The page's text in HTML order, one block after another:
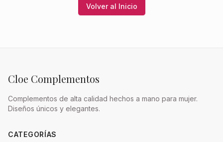
Volver al Inicio
Cloe Complementos
Complementos de alta calidad hechos a mano para mujer.
Diseños únicos y elegantes.
CATEGORÍAS